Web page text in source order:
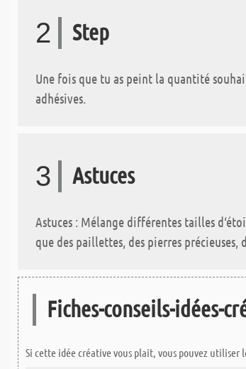
2 Step
Une fois que tu as peint la quantité
adhésives.
3 Astuces
Astuces : Mélange différentes tailles
que des paillettes, des pierres précieuses,
Fiches-conseils-idées-
Si cette idée créative vous plait, vous pouvez utiliser